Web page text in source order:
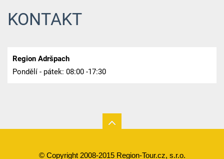
KONTAKT
Region Adršpach
Pondělí - pátek: 08:00 -17:30
© Copyright 2008-2015 Region-Tour.cz, s.r.o.